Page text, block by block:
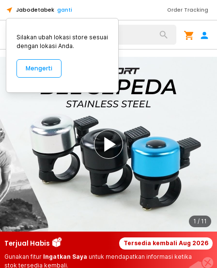
Jabodetabek ganti Order Tracking
Alat Kopi
1 / 11
Terjual Habis Tersedia kembali Aug 2026
Gunakan fitur Ingatkan Saya untuk mendapatkan informasi ketika
stok tersedia kembali.
Silakan ubah lokasi store sesuai
dengan lokasi Anda.
Mengerti